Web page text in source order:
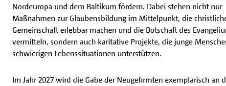
Nordeuropa und dem Baltikum fördern. Dabei stehen nicht nur
Maßnahmen zur Glaubensbildung im Mittelpunkt, die
Gemeinschaft erlebbar machen und die Botschaft des
vermitteln, sondern auch karitative Projekte, die junge
schwierigen Lebenssituationen unterstützen.
Im Jahr 2027 wird die Gabe der Neugefirmten exemplarisch an